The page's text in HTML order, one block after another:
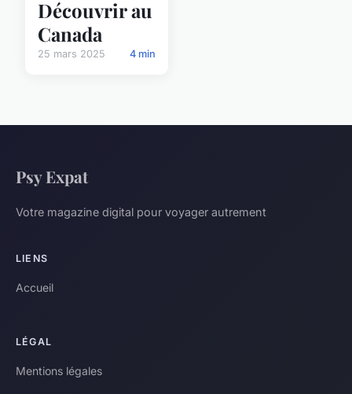
Découvrir au
Canada
25 mars 2025 4 min
Psy Expat
Votre magazine digital pour voyager autrement
LIENS
Accueil
LÉGAL
Mentions légales